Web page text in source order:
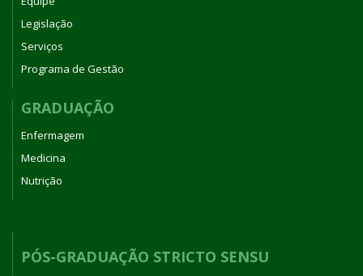
Legislação
Serviços
Programa de Gestão
GRADUAÇÃO
Enfermagem
Medicina
Nutrição
PÓS-GRADUAÇÃO STRICTO SENSU